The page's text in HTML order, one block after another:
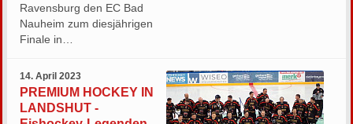
Ravensburg den EC Bad
Nauheim zum diesjährigen
Finale in…
14. April 2023
PREMIUM HOCKEY IN
LANDSHUT -